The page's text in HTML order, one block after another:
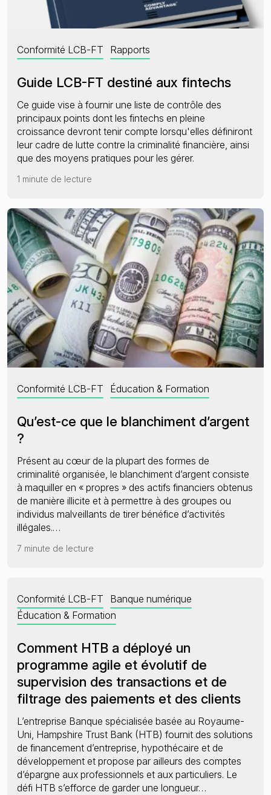
Conformité LCB-FT Rapports
Guide LCB-FT destiné aux fintechs
Ce guide vise à fournir une liste de contrôle des
principaux points dont les fintechs en pleine
croissance devront tenir compte lorsqu'elles définiront
leur cadre de lutte contre la criminalité financière, ainsi
que des moyens pratiques pour les gérer.
1 minute de lecture
Conformité LCB-FT Éducation & Formation
Qu’est-ce que le blanchiment d’argent
?
Présent au cœur de la plupart des formes de
criminalité organisée, le blanchiment d’argent consiste
à maquiller en « propres » des actifs financiers obtenus
de manière illicite et à permettre à des groupes ou
individus malveillants de tirer bénéfice d’activités
illégales.…
7 minute de lecture
Conformité LCB-FT
Banque numérique
Éducation & Formation
Comment HTB a déployé un
programme agile et évolutif de
supervision des transactions et de
filtrage des paiements et des clients
L’entreprise Banque spécialisée basée au Royaume-
Uni, Hampshire Trust Bank (HTB) fournit des solutions
de financement d’entreprise, hypothécaire et de
développement et propose par ailleurs des comptes
d’épargne aux professionnels et aux particuliers. Le
défi HTB s’efforce de garder une longueur…